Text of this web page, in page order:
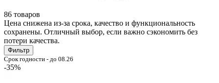
86 товаров
Цена снижена из-за срока, качество и функциональность
сохранены. Отличный выбор, если важно сэкономить без
потери качества.
Фильтр
Срок годности - до 08.26
-35%